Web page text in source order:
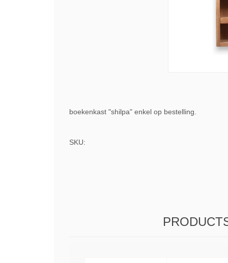
boekenkast "shilpa" enkel op bestelling.
SKU: